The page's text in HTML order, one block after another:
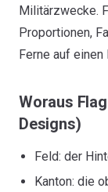
Militärzwecke.
Proportionen,
Ferne auf einen
Woraus
Designs)
Feld: der
Kanton: die